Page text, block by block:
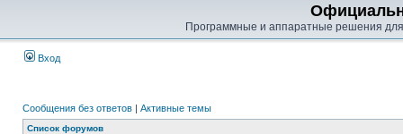
Программные и аппаратные решения
Вход
Сообщения без ответов | Активные темы
Список форумов